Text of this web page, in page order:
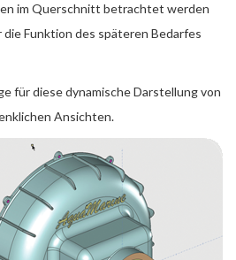
im Querschnitt betrachtet werden
die Funktion des späteren Bedarfes
für diese dynamische Darstellung von
Ansichten.